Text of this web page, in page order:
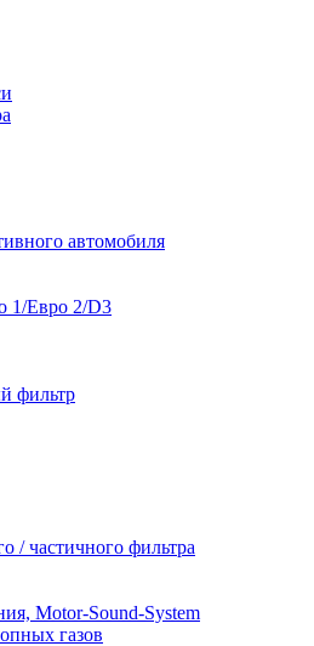
автомобиля
1/Евро 2/D3
фильтр
/ частичного фильтра
Motor-Sound-System
газов